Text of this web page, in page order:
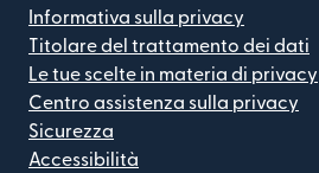
Informativa sulla privacy
Titolare del trattamento dei dati
Le tue scelte in materia di privacy
Centro assistenza sulla privacy
Sicurezza
Accessibilità